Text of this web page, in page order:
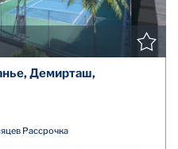
Демирташ,
Рассрочка